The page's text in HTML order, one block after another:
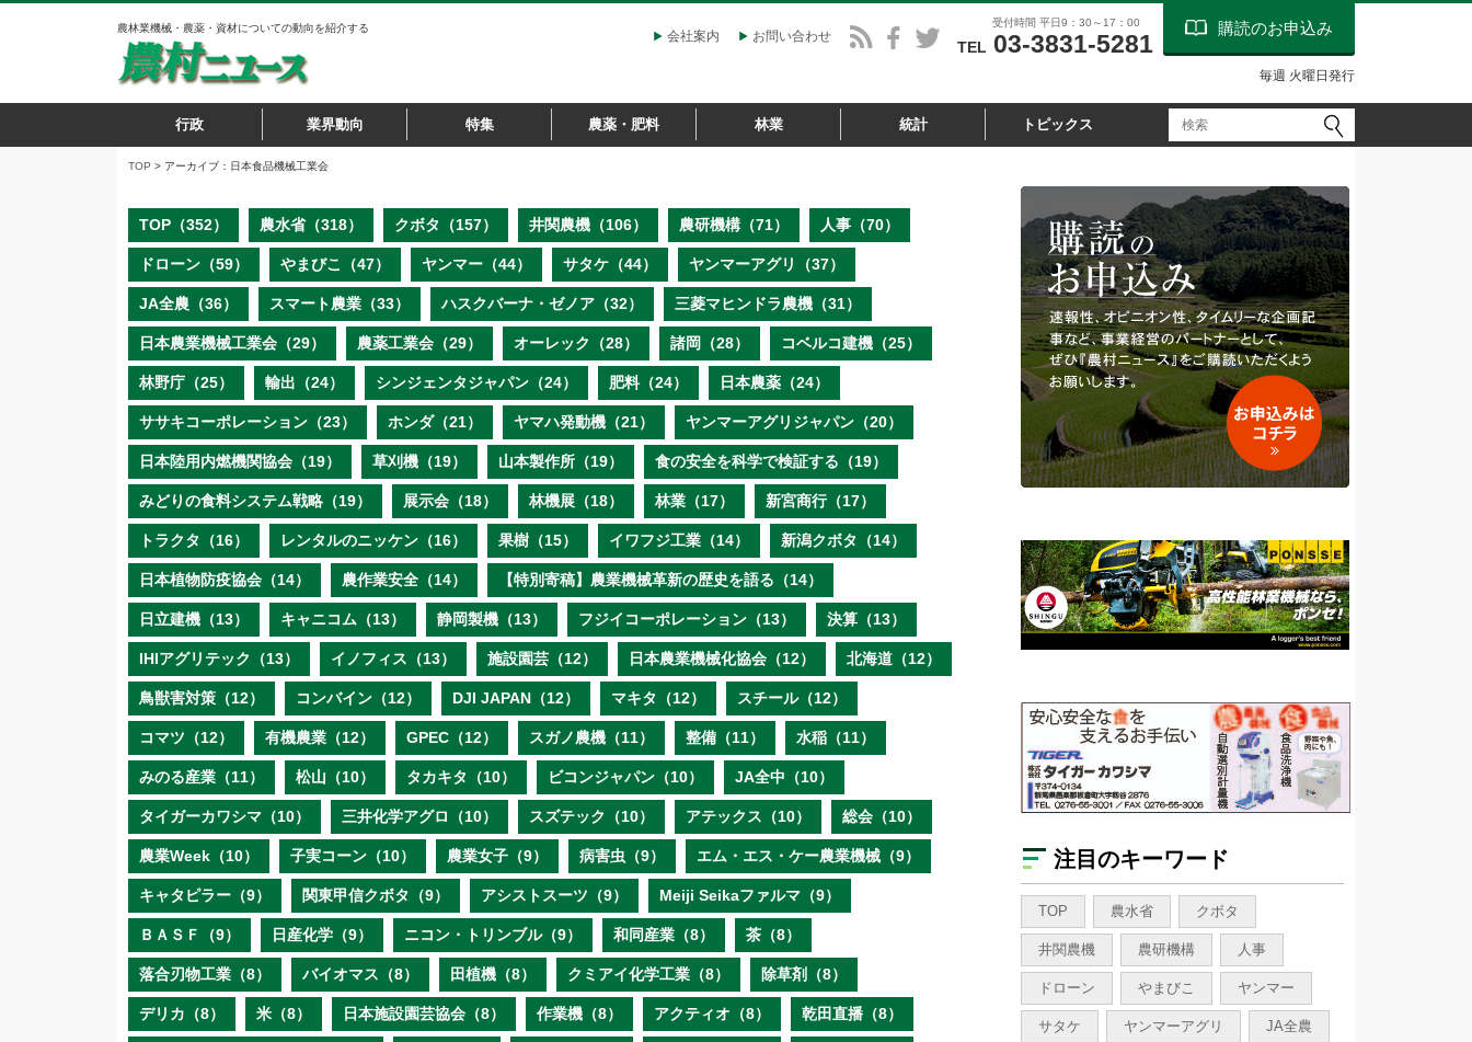
農林業機械・農薬・資材についての動向を紹介する
会社案内 お問い合わせ
受付時間 平日9：30～17：00
TEL 03-3831-5281
購読のお申込み
毎週 火曜日発行
行政 業界動向 特集 農薬・肥料 林業 統計 トピックス
TOP > アーカイブ：日本食品機械工業会
TOP（352） 農水省（318） クボタ（157） 井関農機（106） 農研機構（71） 人事（70）
ドローン（59） やまびこ（47） ヤンマー（44） サタケ（44） ヤンマーアグリ（37）
JA全農（36） スマート農業（33） ハスクバーナ・ゼノア（32） 三菱マヒンドラ農機（31）
日本農業機械工業会（29） 農薬工業会（29） オーレック（28） 諸岡（28） コベルコ建機（25）
林野庁（25） 輸出（24） シンジェンタジャパン（24） 肥料（24） 日本農薬（24）
ササキコーポレーション（23） ホンダ（21） ヤマハ発動機（21） ヤンマーアグリジャパン（20）
日本陸用内燃機関協会（19） 草刈機（19） 山本製作所（19） 食の安全を科学で検証する（19）
みどりの食料システム戦略（19） 展示会（18） 林機展（18） 林業（17） 新宮商行（17）
トラクタ（16） レンタルのニッケン（16） 果樹（15） イワフジ工業（14） 新潟クボタ（14）
日本植物防疫協会（14） 農作業安全（14） 【特別寄稿】農業機械革新の歴史を語る（14）
日立建機（13） キャニコム（13） 静岡製機（13） フジイコーポレーション（13） 決算（13）
IHIアグリテック（13） イノフィス（13） 施設園芸（12） 日本農業機械化協会（12） 北海道（12）
鳥獣害対策（12） コンバイン（12） DJI JAPAN（12） マキタ（12） スチール（12）
コマツ（12） 有機農業（12） GPEC（12） スガノ農機（11） 整備（11） 水稲（11）
みのる産業（11） 松山（10） タカキタ（10） ビコンジャパン（10） JA全中（10）
タイガーカワシマ（10） 三井化学アグロ（10） スズテック（10） アテックス（10） 総会（10）
農業Week（10） 子実コーン（10） 農業女子（9） 病害虫（9） エム・エス・ケー農業機械（9）
キャタピラー（9） 関東甲信クボタ（9） アシストスーツ（9） Meiji Seikaファルマ（9）
ＢＡＳＦ（9） 日産化学（9） ニコン・トリンブル（9） 和同産業（8） 茶（8）
落合刃物工業（8） バイオマス（8） 田植機（8） クミアイ化学工業（8） 除草剤（8）
デリカ（8） 米（8） 日本施設園芸協会（8） 作業機（8） アクティオ（8） 乾田直播（8）
注目のキーワード
TOP 農水省 クボタ
井関農機 農研機構 人事
ドローン やまびこ ヤンマー
サタケ ヤンマーアグリ JA全農